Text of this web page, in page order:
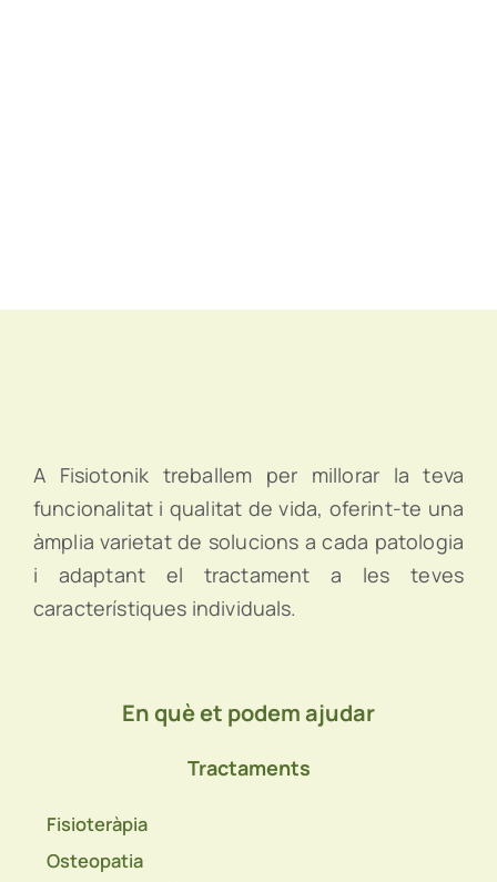
A Fisiotonik treballem per millorar la teva
funcionalitat i qualitat de vida, oferint-te una
àmplia varietat de solucions a cada patologia
i adaptant el tractament a les teves
característiques individuals.
En què et podem ajudar
Tractaments
Fisioteràpia
Osteopatia